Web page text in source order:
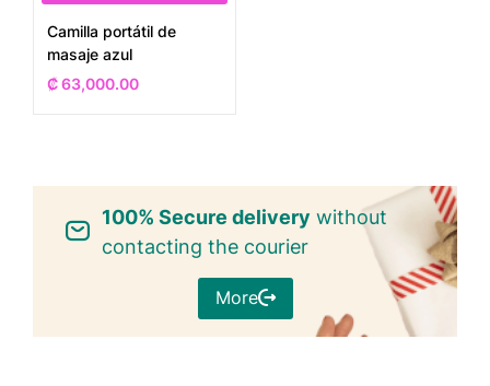
Camilla portátil de
masaje azul
₡63,000.00
100% Secure delivery without
contacting the courier
More